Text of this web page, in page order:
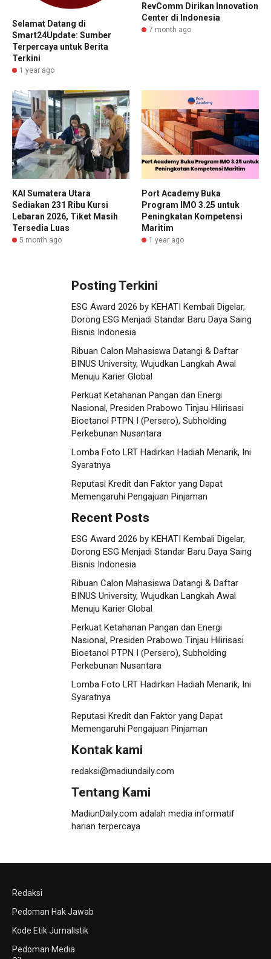
Selamat Datang di
Smart24Update: Sumber
Terpercaya untuk Berita
Terkini
1 year ago
RevComm Dirikan Innovation
Center di Indonesia​
7 month ago
KAI Sumatera Utara
Sediakan 231 Ribu Kursi
Lebaran 2026, Tiket Masih
Tersedia Luas
5 month ago
Port Academy Buka
Program IMO 3.25 untuk
Peningkatan Kompetensi
Maritim
1 year ago
Posting Terkini
ESG Award 2026 by KEHATI Kembali Digelar,
Dorong ESG Menjadi Standar Baru Daya Saing
Bisnis Indonesia
Ribuan Calon Mahasiswa Datangi & Daftar
BINUS University, Wujudkan Langkah Awal
Menuju Karier Global
Perkuat Ketahanan Pangan dan Energi
Nasional, Presiden Prabowo Tinjau Hilirisasi
Bioetanol PTPN I (Persero), Subholding
Perkebunan Nusantara
Lomba Foto LRT Hadirkan Hadiah Menarik, Ini
Syaratnya
Reputasi Kredit dan Faktor yang Dapat
Memengaruhi Pengajuan Pinjaman
Recent Posts
ESG Award 2026 by KEHATI Kembali Digelar,
Dorong ESG Menjadi Standar Baru Daya Saing
Bisnis Indonesia
Ribuan Calon Mahasiswa Datangi & Daftar
BINUS University, Wujudkan Langkah Awal
Menuju Karier Global
Perkuat Ketahanan Pangan dan Energi
Nasional, Presiden Prabowo Tinjau Hilirisasi
Bioetanol PTPN I (Persero), Subholding
Perkebunan Nusantara
Lomba Foto LRT Hadirkan Hadiah Menarik, Ini
Syaratnya
Reputasi Kredit dan Faktor yang Dapat
Memengaruhi Pengajuan Pinjaman
Kontak kami
redaksi@madiundaily.com
Tentang Kami
MadiunDaily.com adalah media informatif
harian terpercaya
Redaksi
Pedoman Hak Jawab
Kode Etik Jurnalistik
Pedoman Media